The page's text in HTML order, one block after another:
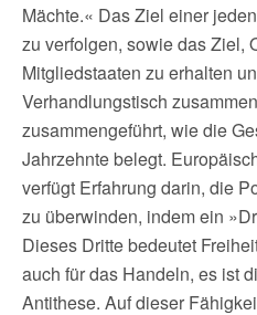
Mächte.« Das Ziel einer
zu verfolgen, sowie das Ziel,
Mitgliedstaaten zu erhalten
Verhandlungstisch
zusammengeführt, wie die
Jahrzehnte belegt.
verfügt Erfahrung darin, die
zu überwinden, indem ein
Dieses Dritte bedeutet
auch für das Handeln, es ist
Antithese. Auf dieser